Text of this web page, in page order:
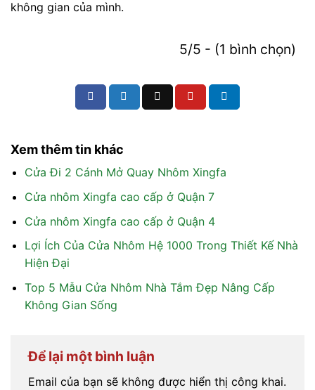
không gian của mình.
5/5 - (1 bình chọn)
Xem thêm tin khác
Cửa Đi 2 Cánh Mở Quay Nhôm Xingfa
Cửa nhôm Xingfa cao cấp ở Quận 7
Cửa nhôm Xingfa cao cấp ở Quận 4
Lợi Ích Của Cửa Nhôm Hệ 1000 Trong Thiết Kế Nhà
Hiện Đại
Top 5 Mẫu Cửa Nhôm Nhà Tắm Đẹp Nâng Cấp
Không Gian Sống
Để lại một bình luận
Email của bạn sẽ không được hiển thị công khai.